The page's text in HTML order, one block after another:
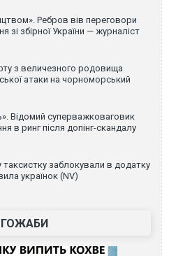
Ребров вів переговори
зі збірної України — журналіст
з величезного родовища
атаки на чорноморський
Відомий суперважковаговик
в ринг після допінг-скандалу
таксистку заблокували в додатку
українок (NV)